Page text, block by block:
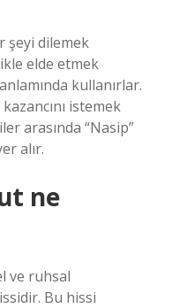
şeyi dilemek
elde etmek
kullanırlar.
istemek
arasında “Nasip”
alır.
ne
ve ruhsal
Bu hissi